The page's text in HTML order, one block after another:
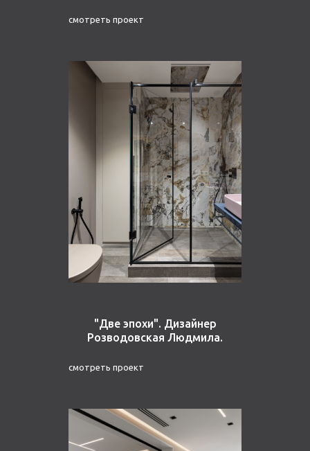
смотреть проект
"Две эпохи". Дизайнер
Розводовская Людмила.
смотреть проект